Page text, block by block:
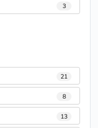
3
21
8
13